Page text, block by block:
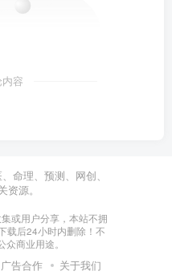
容
命理、预测、网创、
资源。
或用户分享，本站不拥
载后24小时内删除！不
商业用途。
广告合作 关于我们